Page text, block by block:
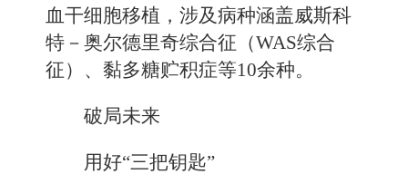
血干细胞移植，涉及病种涵盖威斯科
特－奥尔德里奇综合征（WAS综合
征）、黏多糖贮积症等10余种。
破局未来
用好“三把钥匙”